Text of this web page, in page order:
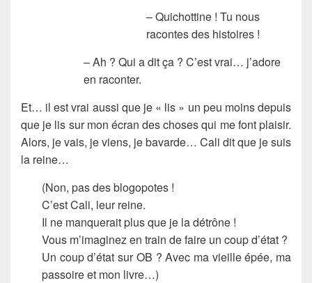
– Quichottine ! Tu nous
racontes des histoires !
– Ah ? Qui a dit ça ? C’est vrai… j’adore
en raconter.
Et… il est vrai aussi que je « lis » un peu moins depuis
que je lis sur mon écran des choses qui me font plaisir.
Alors, je vais, je viens, je bavarde… Cali dit que je suis
la reine…
(Non, pas des blogopotes !
C’est Cali, leur reine.
Il ne manquerait plus que je la détrône !
Vous m’imaginez en train de faire un coup d’état ?
Un coup d’état sur OB ? Avec ma vieille épée, ma
passoire et mon livre…)